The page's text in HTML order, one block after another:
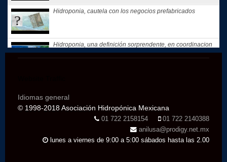
Hidroponia, cautela con los negocios prefabricados
Hidroponia, una definición sorprendente, en coordinacion
con la...
Te compartimos nuestros recuerdos: que motivó a Gloria
Idiomas general
© 1998-2018 Asociación Hidropónica Mexicana
01 722 2158154
01 722 2140388
anilusa@prodigy.net.mx
lunes a viernes de 9:00 a 5:00 sábados hasta las 2.00